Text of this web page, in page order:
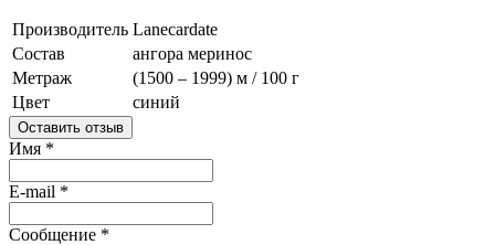
Производитель Lanecardate
Состав
ангора меринос
Метраж
(1500 – 1999) м / 100 г
Цвет
синий
Оставить отзыв
Имя *
E-mail *
Сообщение *